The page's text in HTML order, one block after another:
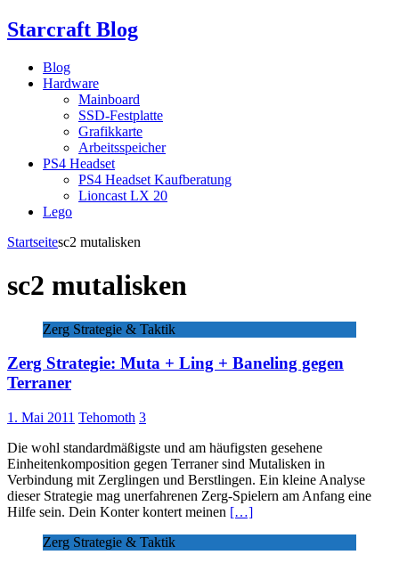
Starcraft Blog
Blog
Hardware
Mainboard
SSD-Festplatte
Grafikkarte
Arbeitsspeicher
PS4 Headset
PS4 Headset Kaufberatung
Lioncast LX 20
Lego
Startseitesc2 mutalisken
sc2 mutalisken
Zerg Strategie & Taktik
Zerg Strategie: Muta + Ling + Baneling gegen
Terraner
1. Mai 2011 Tehomoth 3
Die wohl standardmäßigste und am häufigsten gesehene
Einheitenkomposition gegen Terraner sind Mutalisken in
Verbindung mit Zerglingen und Berstlingen. Ein kleine Analyse
dieser Strategie mag unerfahrenen Zerg-Spielern am Anfang eine
Hilfe sein. Dein Konter kontert meinen […]
Zerg Strategie & Taktik